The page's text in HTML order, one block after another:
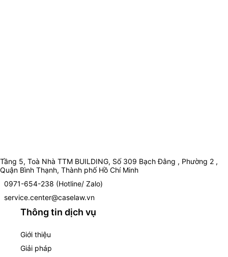
Tầng 5, Toà Nhà TTM BUILDING, Số 309 Bạch Đằng , Phường 2 ,
Quận Bình Thạnh, Thành phố Hồ Chí Minh
0971-654-238 (Hotline/ Zalo)
service.center@caselaw.vn
Thông tin dịch vụ
Giới thiệu
Giải pháp